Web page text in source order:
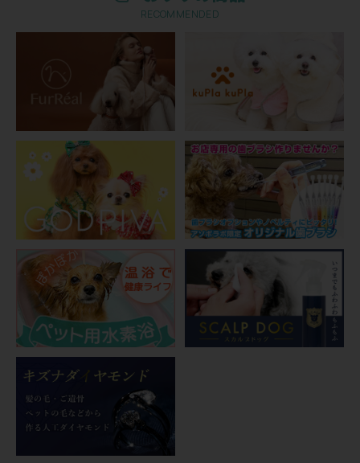
RECOMMENDED